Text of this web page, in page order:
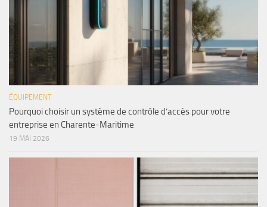
ÉQUIPEMENT
Pourquoi choisir un système de contrôle d’accès pour votre
entreprise en Charente-Maritime
19 MAI 2026